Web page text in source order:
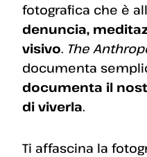
fotografica che è
denuncia,
visivo. The
documenta
documenta il
di viverla.
Ti affascina la